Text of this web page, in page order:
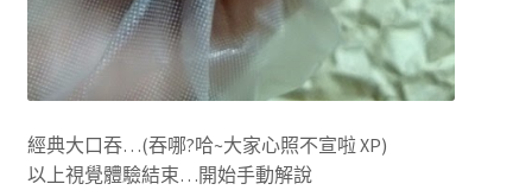
經典大口吞…(吞哪?哈~大家心照不宣啦 XP)
以上視覺體驗結束…開始手動解說